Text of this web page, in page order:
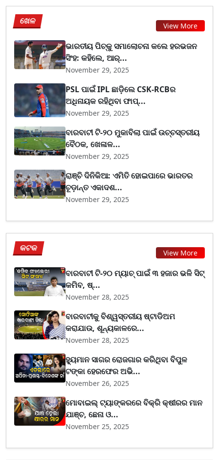
ଖେଳ View More
ଭାରତୀୟ ପିଚ୍‌କୁ ସମାଲୋଚନା କଲେ ହରଭଜନ
ସିଂହ: କହିଲେ, ଆର୍...
November 29, 2025
PSL ପାଇଁ IPL ଛାଡ଼ିଲେ CSK-RCBର
ଅଧିନାୟକ ରହିଥିବା ଫାପ୍...
November 29, 2025
ବାରବାଟୀ ଟି-୨୦ ମୁକାବିଲା ପାଇଁ ଉଚ୍ଚସ୍ତରୀୟ
ବୈଠକ, ଖେଳାଳ...
November 29, 2025
ରାଞ୍ଚି ଦିନିକିଆ: ଏମିତି ହୋଇପାରେ ଭାରତର
ଚୂଡ଼ାନ୍ତ ଏକାଦଶ...
November 29, 2025
କଟକ View More
ବାରବାଟୀ ଟି-୨୦ ମ୍ୟାଚ୍ ପାଇଁ ୩ ହଜାର ଭଳି ସିଟ୍
କମିବ, ଷ୍...
November 28, 2025
ବାରବାଟୀକୁ ବିଶ୍ୱସ୍ତରୀୟ ଷ୍ଟାଡିଅମ
କରାଯାଉ, ଶୂନ୍ୟକାଳରେ...
November 28, 2025
ହ୍ୟୁମାନ ସାଗର ରୋଜଗାର କରିଥିବା ବିପୁଳ
ଟଙ୍କା ହେରଫେର ଅଭି...
November 26, 2025
ମୋବାଇଲ୍ ଟ୍ୟାଙ୍କରରେ ବିକ୍ରି କ୍ଷୀରର ମାନ
ଯାଞ୍ଚ, ଛେନା ଓ...
November 25, 2025